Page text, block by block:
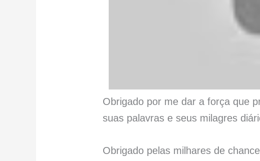
Obrigado por me dar a força que
suas palavras e seus milagres
Obrigado pelas milhares de